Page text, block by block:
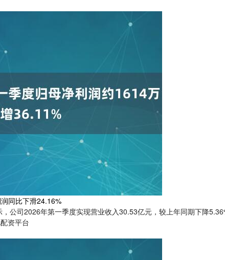
同比下滑24.16%
公司2026年第一季度实现营业收入30.53亿元，较上年同期下降
资平台